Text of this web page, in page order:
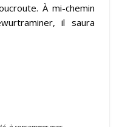
À mi-chemin
il saura